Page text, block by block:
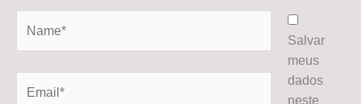
Salvar
meus
dados
neste